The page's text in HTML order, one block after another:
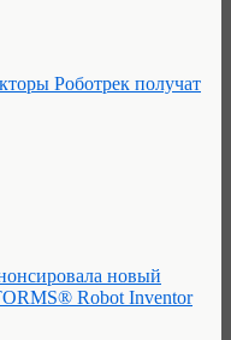
Роботрек получат
новый
Robot Inventor